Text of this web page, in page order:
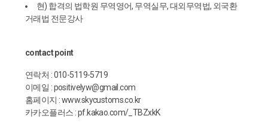
현) 합격의 법학원 무역영어, 무역실무, 대외무역법, 외국환
거래법 전문강사
contact point
연락처 : 010-5119-5719
이메일 : positivelyw@gmail.com
홈페이지 :www.skycustoms.co.kr
카카오플러스 : pf.kakao.com/_TBZxkK